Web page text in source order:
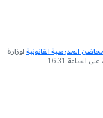
المدرسية القانونية لوزارة